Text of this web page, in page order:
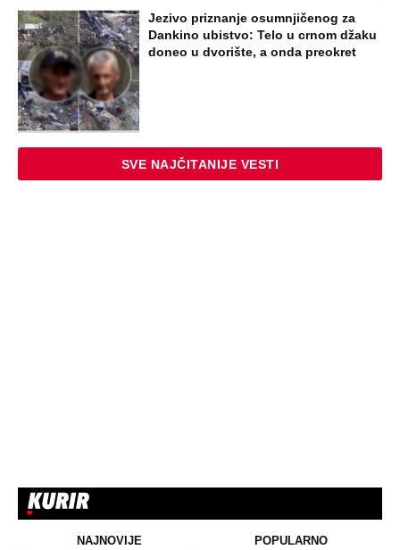
Jezivo priznanje osumnjičenog za
Dankino ubistvo: Telo u crnom džaku
doneo u dvorište, a onda preokret
SVE NAJČITANIJE VESTI
NAJNOVIJE POPULARNO